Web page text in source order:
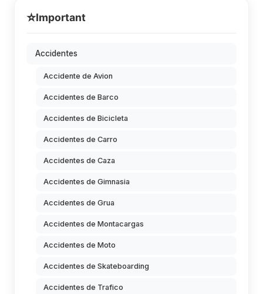
⭐Important
Accidentes
Accidente de Avion
Accidentes de Barco
Accidentes de Bicicleta
Accidentes de Carro
Accidentes de Caza
Accidentes de Gimnasia
Accidentes de Grua
Accidentes de Montacargas
Accidentes de Moto
Accidentes de Skateboarding
Accidentes de Trafico